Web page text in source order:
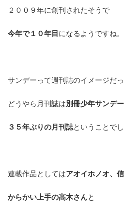
２００９年に創刊されたそうで
今年で１０年目 になるようですね。
サンデーって週刊誌のイメージだ
どうやら月刊誌は別冊少年サンデー
３５年ぶりの月刊誌ということでし
連載作品としてはアオイホノオ、
からかい上手の高木さんと